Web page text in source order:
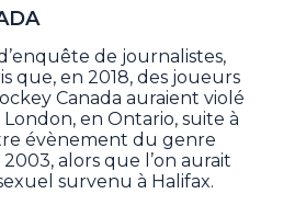
de journalistes,
que, en 2018, des joueurs
Canada auraient violé
en Ontario, suite à
évènement du genre
alors que l’on aurait
survenu à Halifax.